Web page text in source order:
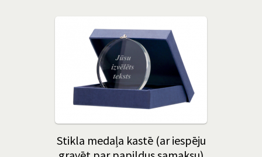
Stikla medaļa kastē (ar iespēju